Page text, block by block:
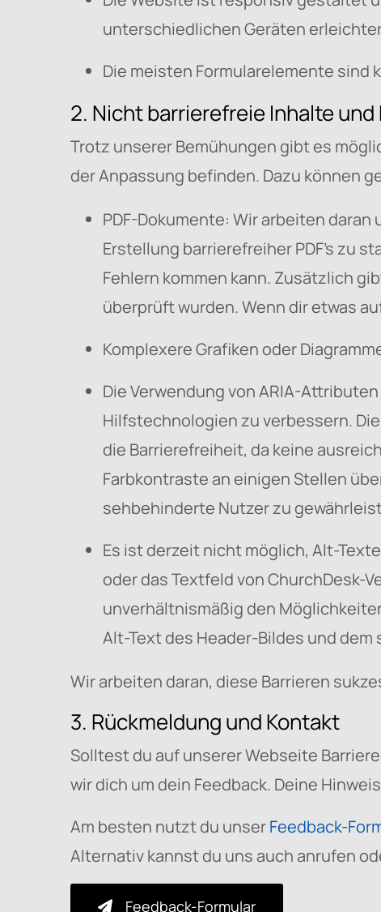
unterschiedlichen Geräten
Die meisten Formularelemente sind
2. Nicht barrierefreie Inhalte
Trotz unserer Bemühungen gibt es
der Anpassung befinden. Dazu können
PDF-Dokumente: Wir arbeiten
Erstellung barrierefreiher PDF's zu
Fehlern kommen kann. Zusätzlich
überprüft wurden. Wenn dir etwas
Komplexere Grafiken oder
Die Verwendung von ARIA-
Hilfstechnologien zu verbessern.
die Barrierefreiheit, da keine
Farbkontraste an einigen Stellen
sehbehinderte Nutzer zu
Es ist derzeit nicht möglich, Alt-
oder das Textfeld von ChurchDesk-
unverhältnismäßig den
Alt-Text des Header-Bildes und
Wir arbeiten daran, diese Barrieren
3. Rückmeldung und Kontakt
Solltest du auf unserer Webseite
wir dich um dein Feedback. Deine
Am besten nutzt du unserFeedback-
Alternativ kannst du uns auch anrufen
Feedback-Formular